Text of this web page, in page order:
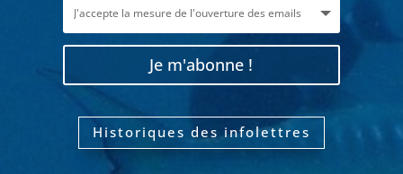
Je m'abonne !
Historiques des infolettres